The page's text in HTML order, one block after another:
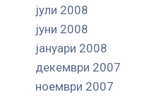
јули 2008
јуни 2008
јануари 2008
декември 2007
ноември 2007